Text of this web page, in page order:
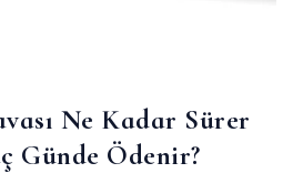
Ne Kadar Sürer
Günde Ödenir?